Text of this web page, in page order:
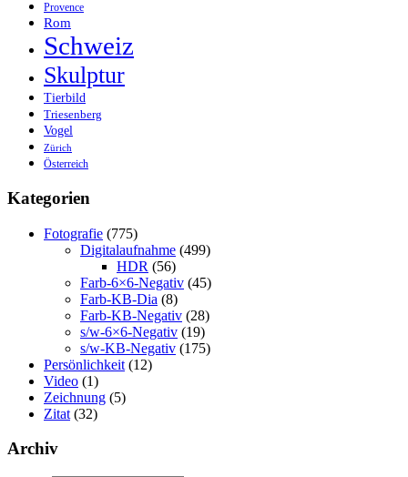
Provence
Rom
Schweiz
Skulptur
Tierbild
Triesenberg
Vogel
Zürich
Österreich
Kategorien
Fotografie (775)
Digitalaufnahme (499)
HDR (56)
Farb-6×6-Negativ (45)
Farb-KB-Dia (8)
Farb-KB-Negativ (28)
s/w-6×6-Negativ (19)
s/w-KB-Negativ (175)
Persönlichkeit (12)
Video (1)
Zeichnung (5)
Zitat (32)
Archiv